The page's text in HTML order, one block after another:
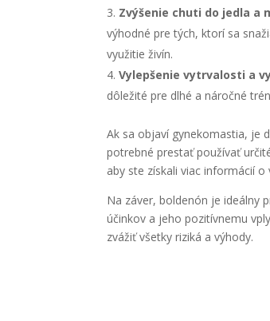
Zvýšenie chuti do jedla a
výhodné pre tých, ktorí sa
využitie živín.
Vylepšenie vytrvalosti a
dôležité pre dlhé a náročné
Ak sa objaví gynekomastia, je
potrebné prestať používať
aby ste získali viac informácií
Na záver, boldenón je ideálny
účinkov a jeho pozitívnemu
zvážiť všetky riziká a výhody.